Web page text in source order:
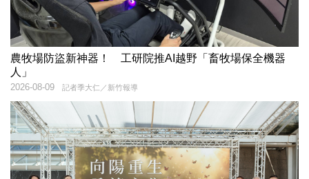
農牧場防盜新神器！ 工研院推AI越野「畜牧場保全機器
人」
記者季大仁／新竹報導
2026-08-09